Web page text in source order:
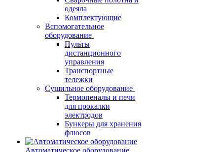
одеяла
Комплектующие
Вспомогательное
оборудование
Пульты
дистанционного
управления
Транспортные
тележки
Сушильное оборудование
Термопеналы и печи
для прокалки
электродов
Бункеры для хранения
флюсов
Автоматическое оборудование